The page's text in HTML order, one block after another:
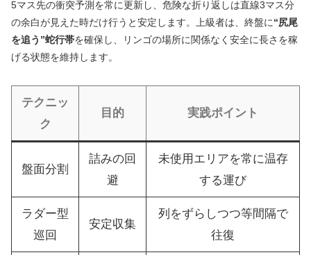
5マス先の衝突予測を常に更新し、危険な折り返しは直線3マス分
の余白が見えた時だけ行うと安定します。上級者は、終盤に“尻尾
を追う”蛇行帯を確保し、リンゴの場所に関係なく安全に長さを稼
げる状態を維持します。
テクニッ
ク
目的 実践ポイント
盤面分割
詰みの回
避
未使用エリアを常に温存
する運び
ラダー型
巡回
安定収集
列をずらしつつ等間隔で
往復